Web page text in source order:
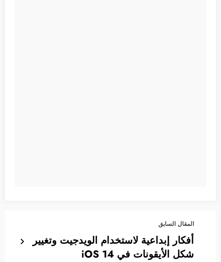
المقال السابق
أفكار إبداعية لاستخدام الويدجيت وتغيير
شكل الأيقونات في iOS 14